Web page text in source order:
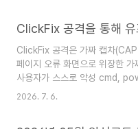
설정한 후 파일을 암호화한다. 암
상으로 CLR 인젝션, 셸코드
프로젝트를 작성했음을 명시하
이를 악용해 DonutLoader 라
생시켰다.DonutLoader 는
AMSI(Antimalware Scan
ClickFix 공격은 가짜 캡차
페이지 오류 화면으로 위장한 가
사용자가 스스로 악성 cmd,
실행하도록 유도하는 공격 기법
2026. 7. 6.